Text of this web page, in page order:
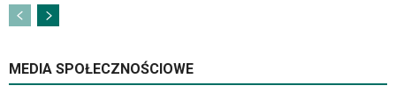
MEDIA SPOŁECZNOŚCIOWE